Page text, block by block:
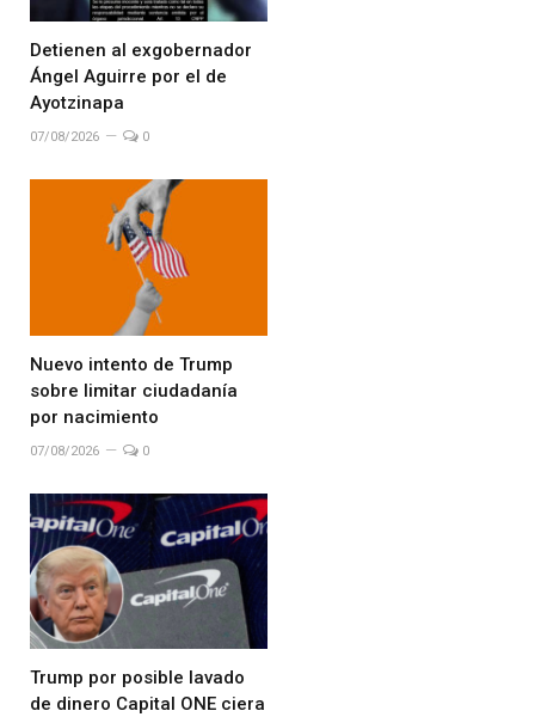
Detienen al exgobernador
Ángel Aguirre por el de
Ayotzinapa
07/08/2026 0
Nuevo intento de Trump
sobre limitar ciudadanía
por nacimiento
07/08/2026 0
Trump por posible lavado
de dinero Capital ONE ciera